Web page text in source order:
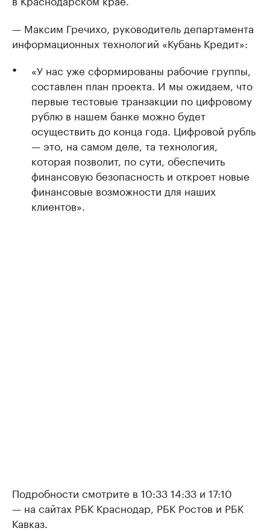
— Максим Гречихо, руководитель департамента
информационных технологий «Кубань Кредит»:
«У нас уже сформированы рабочие группы,
составлен план проекта. И мы ожидаем, что
первые тестовые транзакции по цифровому
рублю в нашем банке можно будет
осуществить до конца года. Цифровой рубль
— это, на самом деле, та технология,
которая позволит, по сути, обеспечить
финансовую безопасность и откроет новые
финансовые возможности для наших
клиентов».
Подробности смотрите в 10:33 14:33 и 17:10
— на сайтах РБК Краснодар, РБК Ростов и РБК
Кавказ.